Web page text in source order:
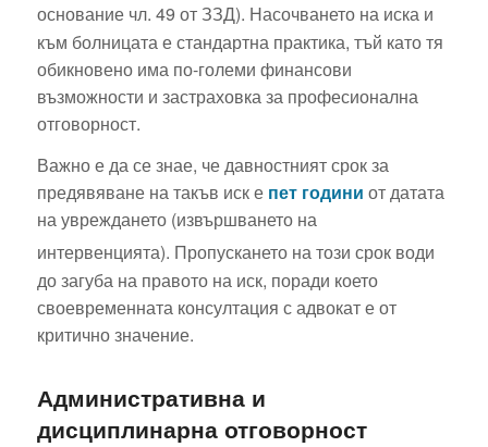
основание чл. 49 от ЗЗД). Насочването на иска и
към болницата е стандартна практика, тъй като тя
обикновено има по-големи финансови
възможности и застраховка за професионална
отговорност.
Важно е да се знае, че давностният срок за
предявяване на такъв иск е пет години от датата
на увреждането (извършването на
интервенцията). Пропускането на този срок води
до загуба на правото на иск, поради което
своевременната консултация с адвокат е от
критично значение.
Административна и
дисциплинарна отговорност